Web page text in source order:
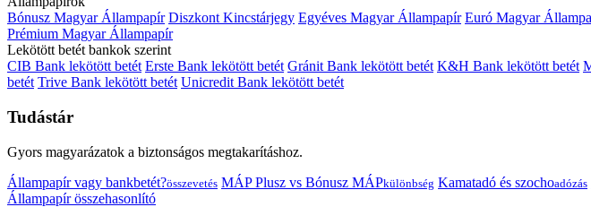
Bónusz Magyar Állampapír Diszkont Kincstárjegy Egyéves Magyar Állampapír Euró Magyar
Prémium Magyar Állampapír
Lekötött betét bankok szerint
CIB Bank lekötött betét Erste Bank lekötött betét Gránit Bank lekötött betét K&H Bank lekötött betét
betét Trive Bank lekötött betét Unicredit Bank lekötött betét
Tudástár
Gyors magyarázatok a biztonságos megtakarításhoz.
Állampapír vagy bankbetét?összevetés MÁP Plusz vs Bónusz MÁPkülönbség Kamatadó és szochoadózás
Állampapír összehasonlító